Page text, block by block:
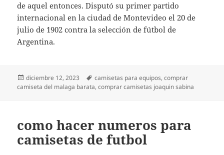
de aquel entonces. Disputó su primer partido
internacional en la ciudad de Montevideo el 20 de
julio de 1902 contra la selección de fútbol de
Argentina.
Publicado
el
diciembre 12, 2023 Etiquetas
camisetas para equipos,comprar
camiseta del malaga barata,comprar camisetas joaquin sabina
como hacer numeros para
camisetas de futbol